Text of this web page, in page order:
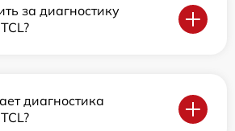
за диагностику
диагностика